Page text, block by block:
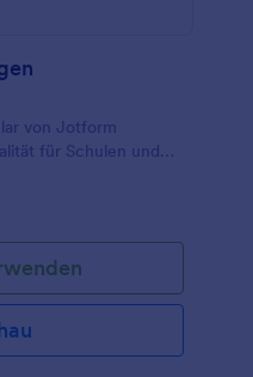
von Jotform
für Schulen und
Sie
über eine teilbare